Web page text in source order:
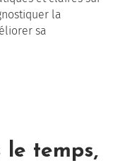
la
sa
le temps,